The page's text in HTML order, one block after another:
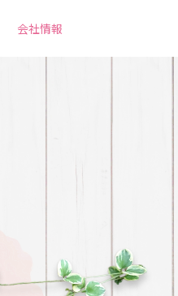
会社情報